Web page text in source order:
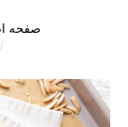
صفحه